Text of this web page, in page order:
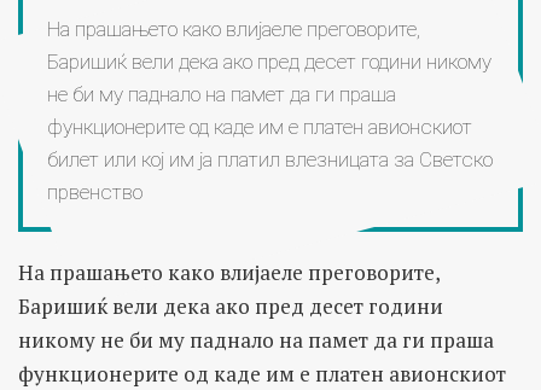
На прашањето како влијаеле преговорите,
Баришиќ вели дека ако пред десет години никому
не би му паднало на памет да ги праша
функционерите од каде им е платен авионскиот
билет или кој им ја платил влезницата за Светско
првенство
На прашањето како влијаеле преговорите,
Баришиќ вели дека ако пред десет години
никому не би му паднало на памет да ги праша
функционерите од каде им е платен авионскиот